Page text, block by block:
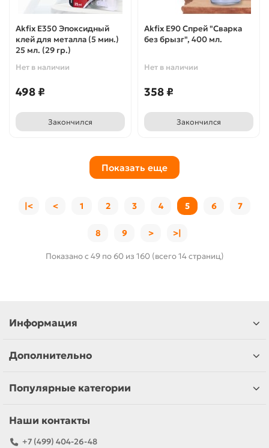
Akfix E350 Эпоксидный
клей для металла (5 мин.)
25 мл. (29 гр.)
Нет в наличии
498 ₽
Закончился
Akfix E90 Спрей "Сварка
без брызг", 400 мл.
Нет в наличии
358 ₽
Закончился
Показать еще
|< < 1 2 3 4 5 6 7
8 9 > >|
Показано с 49 по 60 из 160 (всего 14 страниц)
Информация
Дополнительно
Популярные категории
Наши контакты
+7 (499) 404-26-48